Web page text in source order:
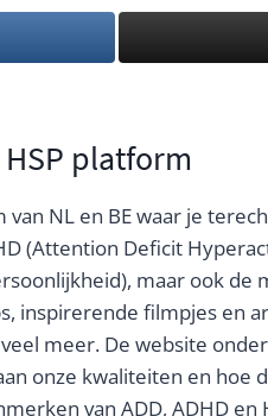
HSP platform
van NL en BE waar je
(Attention Deficit
maar ook de
inspirerende filmpjes en
veel meer. De website
onze kwaliteiten en hoe
van ADD, ADHD en